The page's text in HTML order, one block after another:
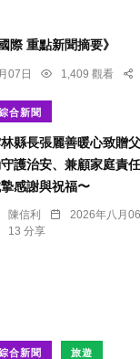
際 重點新聞摘要》
07日 1,409 觀看
合新聞
縣長張麗善暖心致贈
護治安、兼顧家庭責
感謝與祝福〜
陳信利 2026年八月
13 分享
合新聞 旅遊